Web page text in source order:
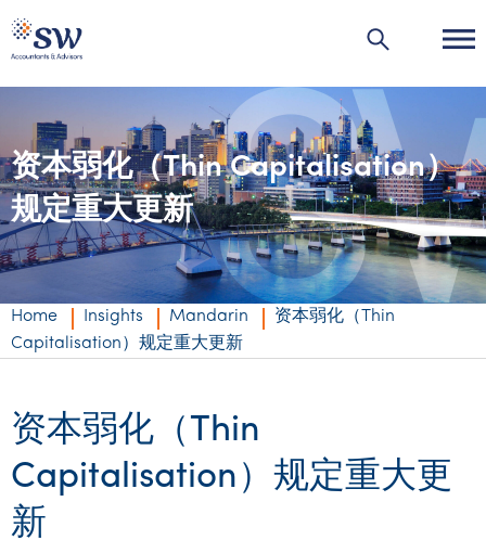
Industries
Industries
Agribusiness | Agriculture
Automotive
Energy & resources
Financial services
Franchise
Services
Accounting & compliance
Business advisory
Corporate finance & valuations
Tax for Private Business
Corporate
Corporate finance & valuations
Tax for Corporates
Wealth management
Outsourced services
Government & regulators
Internal audit & risk advisory
Probity & governance
Startups & entrepreneurs
Business advisory
International support
Insights
Insights
Events & webinars
Firm news
Federal & state budgets
About us
About us
Australia’s best kept accounting secret
Celebrating 90 Years of SW – A legacy of growth &
innovation
Careers
Careers
Our benefits & rewards
Contact us
Contact us
资本弱化（Thin Capitalisation）
规定重大更新
Home Insights Mandarin
资本弱化（Thin
Capitalisation）规定重大更新
资本弱化（Thin
Capitalisation）规定重大更
新